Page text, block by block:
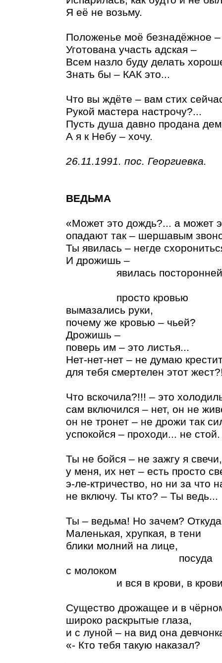
Я её не возьму.
Положенье моё безнадёжное –
Уготована участь адская –
Всем назло буду делать
Знать бы – КАК это...
Что вы ждёте – вам стих
Рукой мастера настрочу?...
Пусть душа давно продана
А я к Небу – хочу.
26.11.1991. пос. Георгиевка.
ВЕДЬМА
«Может это дождь?... а может
опадают так – шершавым
Ты явилась – негде
И дрожишь –
явилась посторонней
просто кровью
вымазались руки,
почему же кровью – чьей?
Дрожишь –
поверь им – это листья...
Нет-нет-нет – не думаю
для тебя смертелен этот
Что вскочила?!!! – это
сам включился – нет, он не
он не тронет – не дрожи так
успокойся – проходи... не стой.
Ты не бойся – не зажгу я свечи,
у меня, их нет – есть просто
э-ле-ктричество, но ни за что
не включу. Ты кто? – Ты ведь...
Ты – ведьма! Но зачем?
Маленькая, хрупкая, в тени
блики молний на лице,
посуда
с молоком
и вся в крови, в
Существо дрожащее и в
широко раскрытые глаза,
и с луной – на вид она
«- Кто тебя такую наказал?